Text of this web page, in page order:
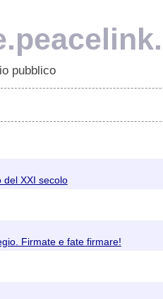
pubblico
del XXI secolo
Firmate e fate firmare!